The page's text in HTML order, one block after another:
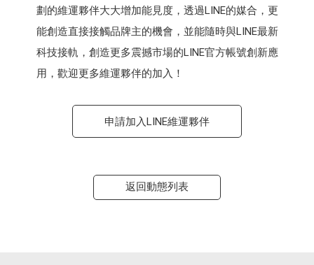
劃的維運夥伴大大增加能見度，透過LINE的媒合，更
能創造直接接觸品牌主的機會，並能隨時與LINE最新
科技接軌，創造更多震撼市場的LINE官方帳號創新應
用，歡迎更多維運夥伴的加入！
申請加入LINE維運夥伴
返回動態列表